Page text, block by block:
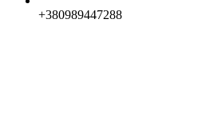
+380989447288